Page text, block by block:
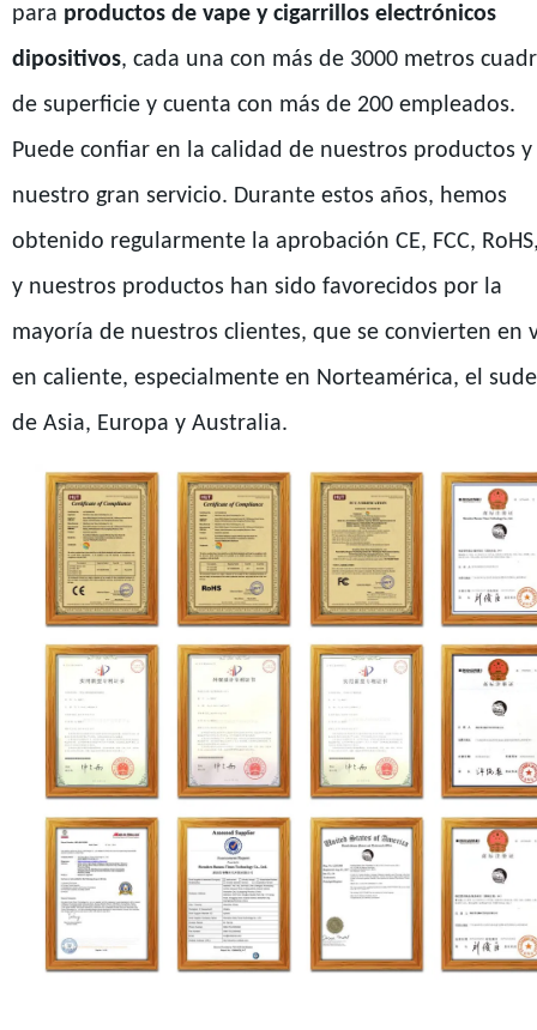
para productos de vape y cigarrillos electrónicos
dipositivos, cada una con más de 3000 metros
de superficie y cuenta con más de 200 empleados.
Puede confiar en la calidad de nuestros productos y
nuestro gran servicio. Durante estos años, hemos
obtenido regularmente la aprobación CE, FCC,
y nuestros productos han sido favorecidos por la
mayoría de nuestros clientes, que se convierten en
en caliente, especialmente en Norteamérica, el
de Asia, Europa y Australia.